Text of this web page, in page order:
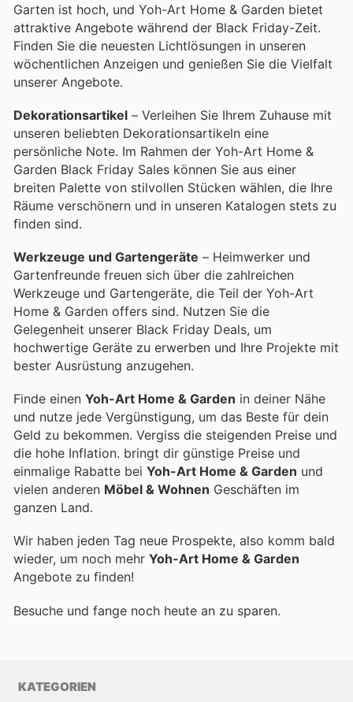
Garten ist hoch, und Yoh-Art Home & Garden bietet
attraktive Angebote während der Black Friday-Zeit.
Finden Sie die neuesten Lichtlösungen in unseren
wöchentlichen Anzeigen und genießen Sie die Vielfalt
unserer Angebote.
Dekorationsartikel – Verleihen Sie Ihrem Zuhause mit
unseren beliebten Dekorationsartikeln eine
persönliche Note. Im Rahmen der Yoh-Art Home &
Garden Black Friday Sales können Sie aus einer
breiten Palette von stilvollen Stücken wählen, die Ihre
Räume verschönern und in unseren Katalogen stets zu
finden sind.
Werkzeuge und Gartengeräte – Heimwerker und
Gartenfreunde freuen sich über die zahlreichen
Werkzeuge und Gartengeräte, die Teil der Yoh-Art
Home & Garden offers sind. Nutzen Sie die
Gelegenheit unserer Black Friday Deals, um
hochwertige Geräte zu erwerben und Ihre Projekte mit
bester Ausrüstung anzugehen.
Finde einen Yoh-Art Home & Garden in deiner Nähe
und nutze jede Vergünstigung, um das Beste für dein
Geld zu bekommen. Vergiss die steigenden Preise und
die hohe Inflation. bringt dir günstige Preise und
einmalige Rabatte bei Yoh-Art Home & Garden und
vielen anderen Möbel & Wohnen Geschäften im
ganzen Land.
Wir haben jeden Tag neue Prospekte, also komm bald
wieder, um noch mehr Yoh-Art Home & Garden
Angebote zu finden!
Besuche und fange noch heute an zu sparen.
KATEGORIEN